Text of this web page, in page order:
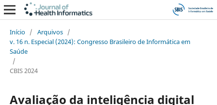
Início / Arquivos /
v. 16 n. Especial (2024): Congresso Brasileiro de Informática em
Saúde
/
CBIS 2024
Avaliação da inteligência digital